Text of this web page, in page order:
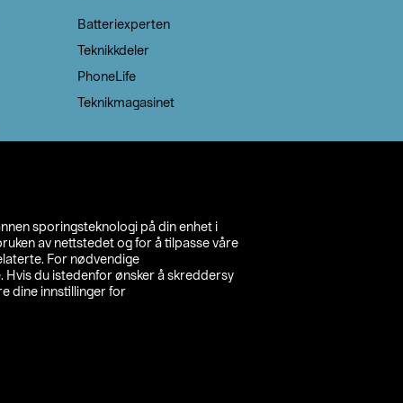
sporingsteknologi på din enhet i
av nettstedet og for å tilpasse våre
For nødvendige
Hvis du istedenfor ønsker å skreddersy
dine innstillinger for
Batteriexperten
Teknikkdeler
PhoneLife
Teknikmagasinet